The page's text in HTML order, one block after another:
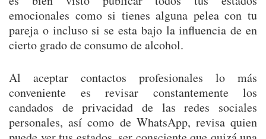
emocionales como si tienes alguna pelea con tu
pareja o incluso si se esta bajo la influencia de en
cierto grado de consumo de alcohol.
Al aceptar contactos profesionales lo más
conveniente es revisar constantemente los
candados de privacidad de las redes sociales
personales, así como de WhatsApp, revisa quien